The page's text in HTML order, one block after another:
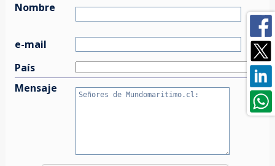
Nombre
e-mail
País
Mensaje